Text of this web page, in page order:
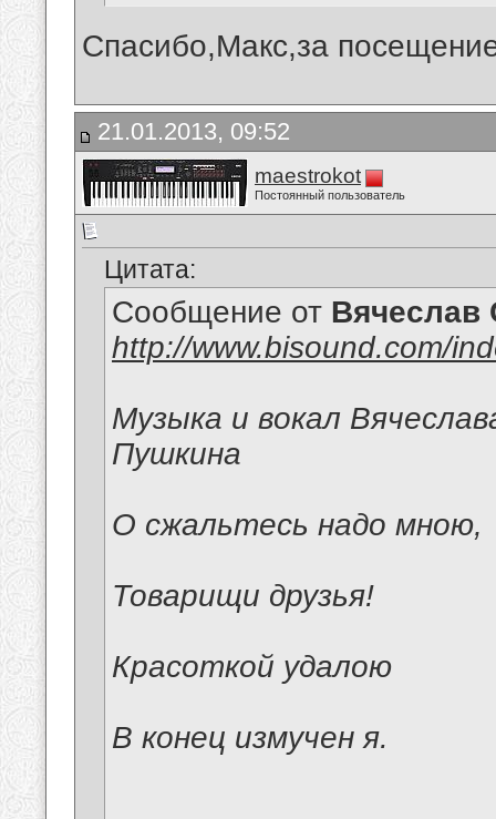
Спасибо,Макс,за
21.01.2013, 09:52
maestrokot
Постоянный пользователь
Цитата:
Сообщение от Вячеслав
http://www.bisound.com/
Музыка и вокал
Пушкина
О сжальтесь надо мною,
Товарищи друзья!
Красоткой удалою
В конец измучен я.